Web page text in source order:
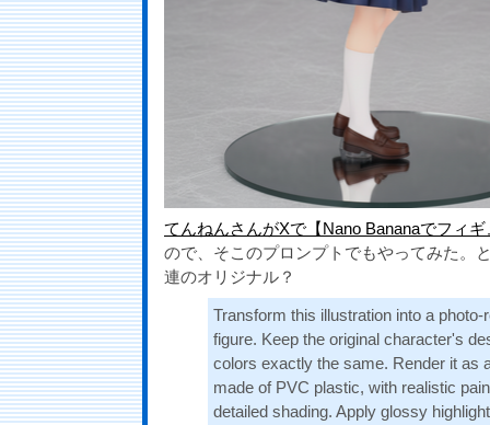
てんねんさんがXで【Nano Bananaでフィ
ので、そこのプロンプトでもやってみた。
連のオリジナル？
Transform this illustration into a
figure. Keep the original character's
colors exactly the same. Render it as
made of PVC plastic, with realistic
detailed shading. Apply glossy